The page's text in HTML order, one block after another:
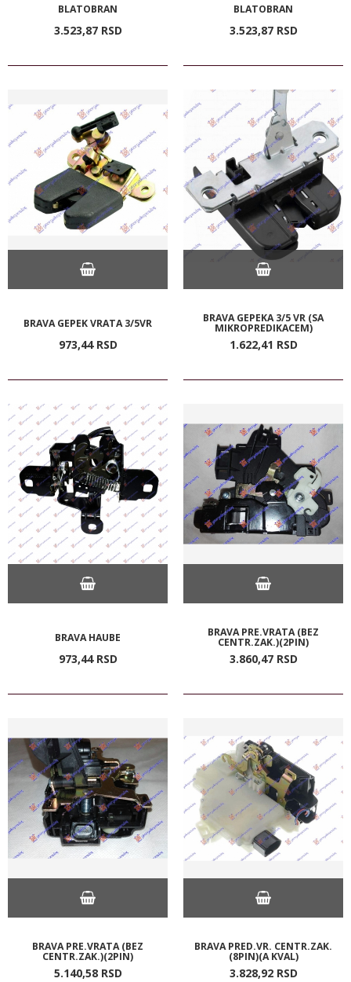
BLATOBRAN
3.523,87 RSD
BLATOBRAN
3.523,87 RSD
BRAVA GEPEK VRATA 3/5VR
973,44 RSD
BRAVA GEPEKA 3/5 VR (SA
MIKROPREDIKACEM)
1.622,41 RSD
BRAVA HAUBE
973,44 RSD
BRAVA PRE.VRATA (BEZ
CENTR.ZAK.)(2PIN)
3.860,47 RSD
BRAVA PRE.VRATA (BEZ
CENTR.ZAK.)(2PIN)
5.140,58 RSD
BRAVA PRED.VR. CENTR.ZAK.
(8PIN)(A KVAL)
3.828,92 RSD